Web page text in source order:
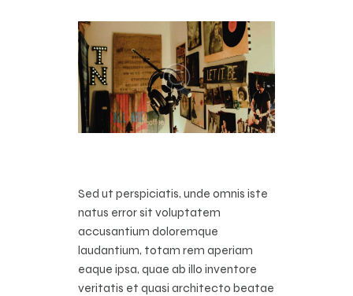
Sed ut perspiciatis, unde omnis iste
natus error sit voluptatem
accusantium doloremque
laudantium, totam rem aperiam
eaque ipsa, quae ab illo inventore
veritatis et quasi architecto beatae